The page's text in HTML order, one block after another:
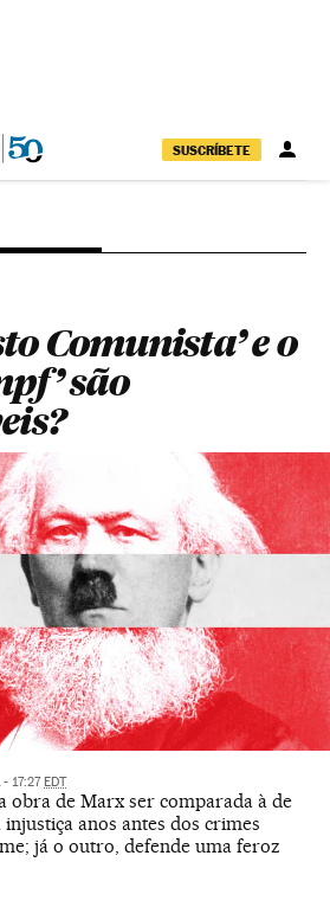
SUSCRÍBETE
Comunista’ e o
são
- 17:27 EDT
obra de Marx ser comparada à de
anos antes dos crimes
já o outro, defende uma feroz